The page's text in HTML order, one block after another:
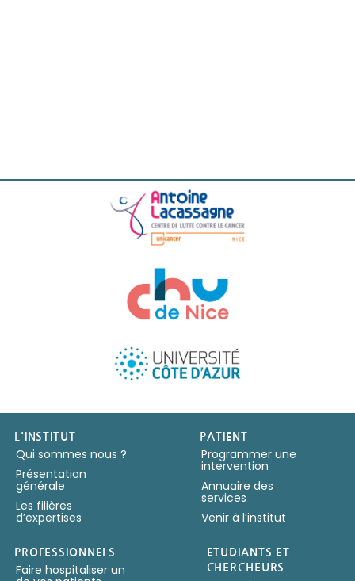
L'INSTITUT
Qui sommes nous ?
Présentation
générale
Les filières
d’expertises
PATIENT
Programmer une
intervention
Annuaire des
services
Venir à l’institut
PROFESSIONNELS
Faire hospitaliser un
ETUDIANTS ET
CHERCHEURS